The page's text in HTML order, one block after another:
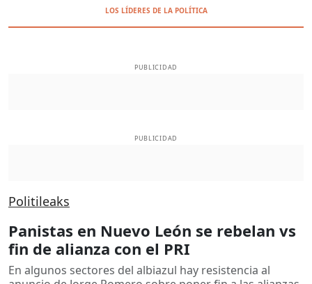
LOS LÍDERES DE LA POLÍTICA
PUBLICIDAD
PUBLICIDAD
Politileaks
Panistas en Nuevo León se rebelan vs
fin de alianza con el PRI
En algunos sectores del albiazul hay resistencia al